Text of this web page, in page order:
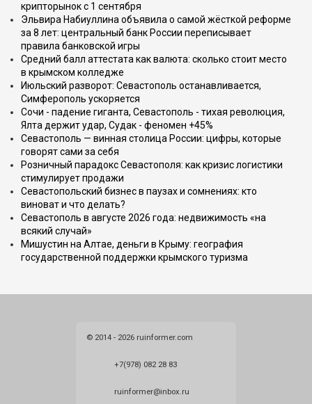
крипторынок с 1 сентября
Эльвира Набиуллина объявила о самой жёсткой реформе
за 8 лет: центральный банк России переписывает
правила банковской игры
Средний балл аттестата как валюта: сколько стоит место
в крымском колледже
Июльский разворот: Севастополь останавливается,
Симферополь ускоряется
Сочи - падение гиганта, Севастополь - тихая революция,
Ялта держит удар, Судак - феномен +45%
Севастополь — винная столица России: цифры, которые
говорят сами за себя
Розничный парадокс Севастополя: как кризис логистики
стимулирует продажи
Севастопольский бизнес в паузах и сомнениях: кто
виноват и что делать?
Севастополь в августе 2026 года: недвижимость «на
всякий случай»
Мишустин на Алтае, деньги в Крыму: география
государственной поддержки крымского туризма
© 2014 - 2026 ruinformer.com
+7(978) 082 28 83
ruinformer@inbox.ru